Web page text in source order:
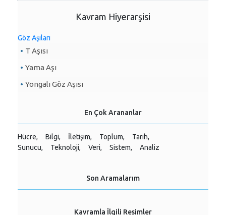
Kavram Hiyerarşisi
Göz Aşıları
T Aşısı
Yama Aşı
Yongalı Göz Aşısı
En Çok Arananlar
Hücre, Bilgi, İletişim, Toplum,
Tarih,
Sunucu,
Teknoloji, Veri, Sistem, Analiz
Son Aramalarım
Kavramla İlgili Resimler